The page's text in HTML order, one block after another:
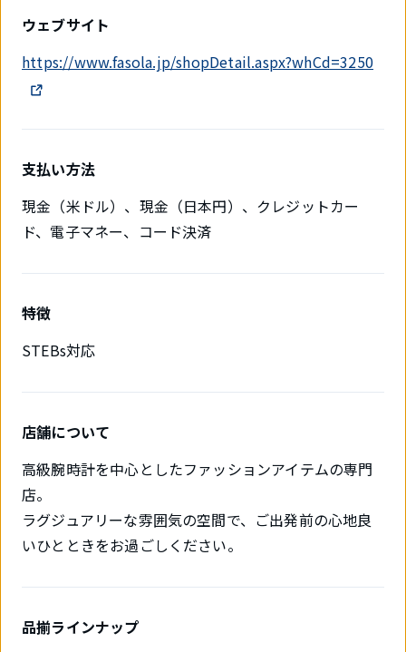
ウェブサイト
https://www.fasola.jp/shopDetail.aspx?whCd=3250
支払い方法
現金（米ドル）、現金（日本円）、クレジットカー
ド、電子マネー、コード決済
特徴
STEBs対応
店舗について
高級腕時計を中心としたファッションアイテムの専門
店。
ラグジュアリーな雰囲気の空間で、ご出発前の心地良
いひとときをお過ごしください。
品揃ラインナップ